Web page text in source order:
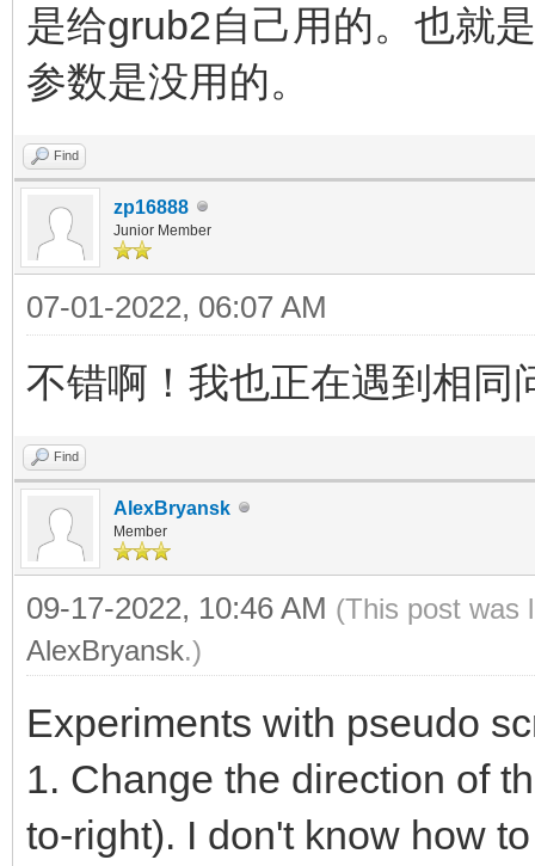
是给grub2自己用的。也就
参数是没用的。
Find
zp16888
Junior Member
07-01-2022, 06:07 AM
不错啊！我也正在遇到相同
Find
AlexBryansk
Member
09-17-2022, 10:46 AM (This post was
AlexBryansk.)
Experiments with pseudo
1. Change the direction of
to-right). I don't know how